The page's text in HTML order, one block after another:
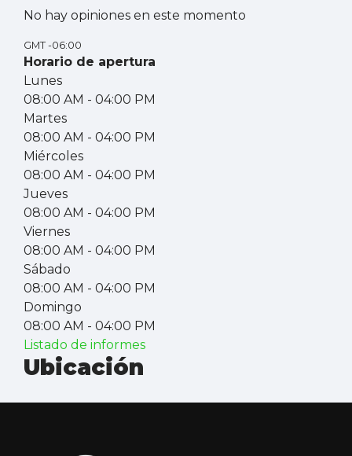
No hay opiniones en este momento
GMT -06:00
Horario de apertura
Lunes
08:00 AM - 04:00 PM
Martes
08:00 AM - 04:00 PM
Miércoles
08:00 AM - 04:00 PM
Jueves
08:00 AM - 04:00 PM
Viernes
08:00 AM - 04:00 PM
Sábado
08:00 AM - 04:00 PM
Domingo
08:00 AM - 04:00 PM
Listado de informes
Ubicación